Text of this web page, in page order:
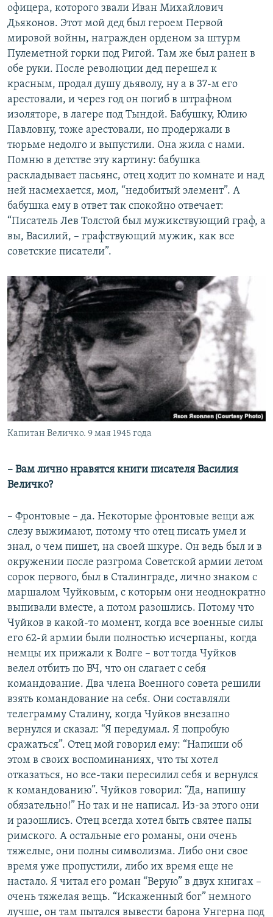
офицера, которого звали Иван Михайлович
Дьяконов. Этот мой дед был героем Первой
мировой войны, награжден орденом за штурм
Пулеметной горки под Ригой. Там же был ранен в
обе руки. После революции дед перешел к
красным, продал душу дьяволу, ну а в 37-м его
арестовали, и через год он погиб в штрафном
изоляторе, в лагере под Тындой. Бабушку, Юлию
Павловну, тоже арестовали, но продержали в
тюрьме недолго и выпустили. Она жила с нами.
Помню в детстве эту картину: бабушка
раскладывает пасьянс, отец ходит по комнате и над
ней насмехается, мол, “недобитый элемент”. А
бабушка ему в ответ так спокойно отвечает:
“Писатель Лев Толстой был мужикствующий граф, а
вы, Василий, – графствующий мужик, как все
советские писатели”.
Капитан Величко. 9 мая 1945 года
​– Вам лично нравятся книги писателя Василия
Величко?
– Фронтовые – да. Некоторые фронтовые вещи аж
слезу выжимают, потому что отец писать умел и
знал, о чем пишет, на своей шкуре. Он ведь был и в
окружении после разгрома Советской армии летом
сорок первого, был в Сталинграде, лично знаком с
маршалом Чуйковым, с которым они неоднократно
выпивали вместе, а потом разошлись. Потому что
Чуйков в какой-то момент, когда все военные силы
его 62-й армии были полностью исчерпаны, когда
немцы их прижали к Волге – вот тогда Чуйков
велел отбить по ВЧ, что он слагает с себя
командование. Два члена Военного совета решили
взять командование на себя. Они составляли
телеграмму Сталину, когда Чуйков внезапно
вернулся и сказал: “Я передумал. Я попробую
сражаться”. Отец мой говорил ему: “Напиши об
этом в своих воспоминаниях, что ты хотел
отказаться, но все-таки пересилил себя и вернулся
к командованию”. Чуйков говорил: “Да, напишу
обязательно!” Но так и не написал. Из-за этого они
и разошлись. Отец всегда хотел быть святее папы
римского. А остальные его романы, они очень
тяжелые, они полны символизма. Либо они свое
время уже пропустили, либо их время еще не
настало. Я читал его роман “Верую” в двух книгах –
очень тяжелая вещь. “Искаженный бог” немного
лучше, он там пытался вывести барона Унгерна под